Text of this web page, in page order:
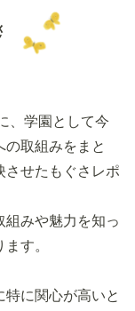
、学園として今
の取組みをまと
させたもぐさレポ
組みや魅力を知っ
す。
に関心が高いと